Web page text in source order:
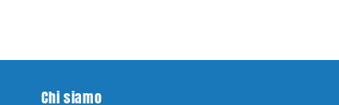
Chi siamo